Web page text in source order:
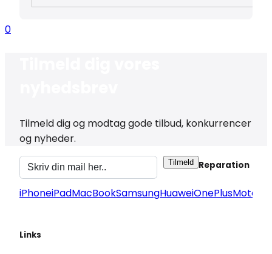
0
Tilmeld dig og modtag gode tilbud, konkurrencer
og nyheder.
Tilmeld Reparation
iPhoneiPadMacBookSamsungHuaweiOnePlus
Links